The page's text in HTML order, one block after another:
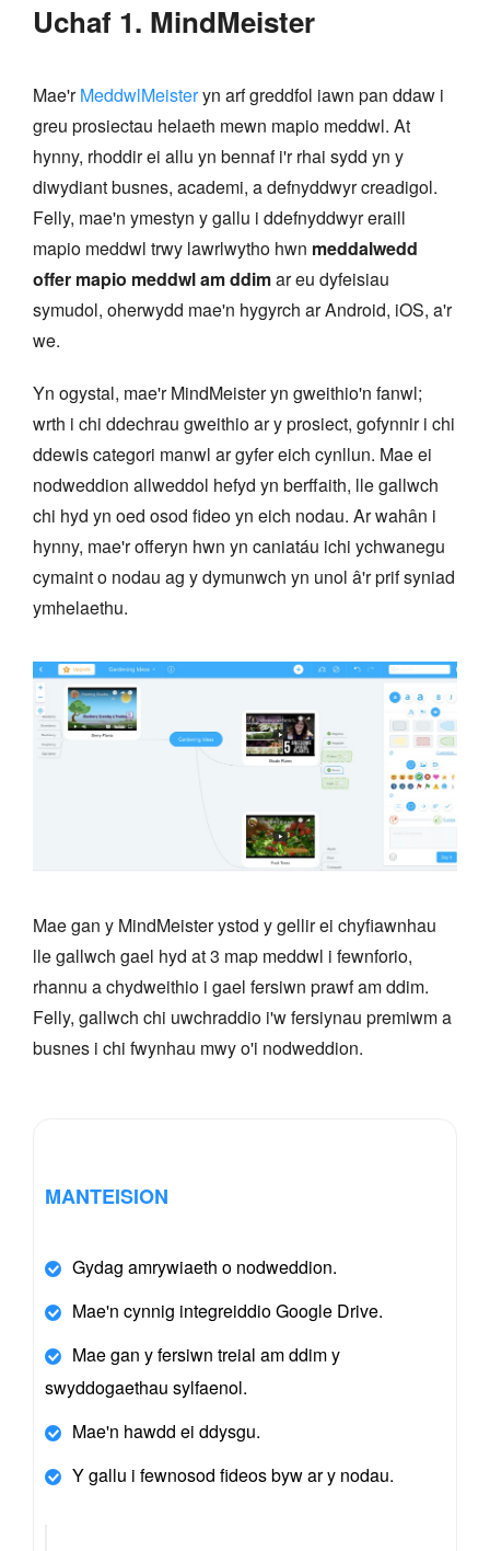
Uchaf 1. MindMeister
Mae'rMeddwlMeisteryn arf greddfol iawn pan ddaw i
greu prosiectau helaeth mewn mapio meddwl. At
hynny, rhoddir ei allu yn bennaf i'r rhai sydd yn y
diwydiant busnes, academi, a defnyddwyr creadigol.
Felly, mae'n ymestyn y gallu i ddefnyddwyr eraill
mapio meddwl trwy lawrlwytho hwn meddalwedd
offer mapio meddwl am ddimar eu dyfeisiau
symudol, oherwydd mae'n hygyrch ar Android, iOS, a'r
we.
Yn ogystal, mae'r MindMeister yn gweithio'n fanwl;
wrth i chi ddechrau gweithio ar y prosiect, gofynnir i chi
ddewis categori manwl ar gyfer eich cynllun. Mae ei
nodweddion allweddol hefyd yn berffaith, lle gallwch
chi hyd yn oed osod fideo yn eich nodau. Ar wahân i
hynny, mae'r offeryn hwn yn caniatáu ichi ychwanegu
cymaint o nodau ag y dymunwch yn unol â'r prif syniad
ymhelaethu.
Mae gan y MindMeister ystod y gellir ei chyfiawnhau
lle gallwch gael hyd at 3 map meddwl i fewnforio,
rhannu a chydweithio i gael fersiwn prawf am ddim.
Felly, gallwch chi uwchraddio i'w fersiynau premiwm a
busnes i chi fwynhau mwy o'i nodweddion.
MANTEISION
Gydag amrywiaeth o nodweddion.
Mae'n cynnig integreiddio Google Drive.
Mae gan y fersiwn treial am ddim y
swyddogaethau sylfaenol.
Mae'n hawdd ei ddysgu.
Y gallu i fewnosod fideos byw ar y nodau.